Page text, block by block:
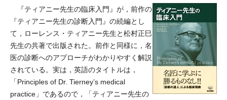
『ティアニー先生の臨床入門』が，前作の
『ティアニー先生の診断入門』の続編とし
て，ローレンス・ティアニー先生と松村正巳
先生の共著で出版された。前作と同様に，名
医の診断へのアプローチがわかりやすく解説
されている。実は，英語のタイトルは，
「Principles of Dr. Tierney’s medical
practice」であるので，「ティアニー先生の